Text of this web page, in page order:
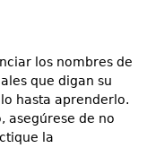
los nombres de
que digan su
hasta aprenderlo.
asegúrese de no
la